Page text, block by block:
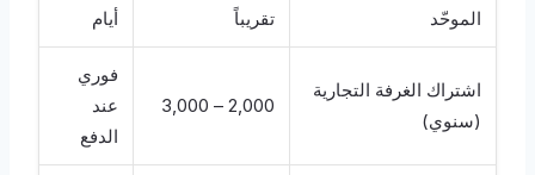
الموحّد
تقريباً
أيام
اشتراك الغرفة التجارية
(سنوي)
2,000 – 3,000
فوري
عند
الدفع